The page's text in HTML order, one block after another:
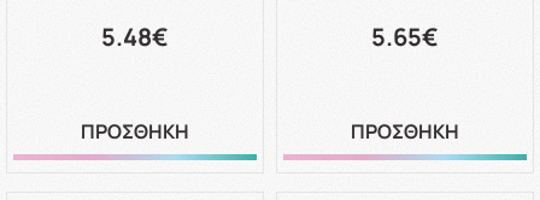
5.48€
ΠΡΟΣΘΗΚΗ
5.65€
ΠΡΟΣΘΗΚΗ